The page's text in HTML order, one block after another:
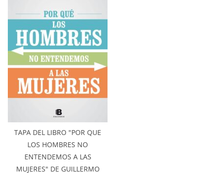
TAPA DEL LIBRO "POR QUE
LOS HOMBRES NO
ENTENDEMOS A LAS
MUJERES" DE GUILLERMO